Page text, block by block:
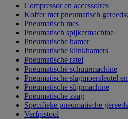
Compressor en accessoires
Koffer met pneumatisch
Pneumatisch mes
Pneumatisch spijkermachine
Pneumatische hamer
Pneumatische klinkhamers
Pneumatische ratel
Pneumatische schuurmachine
Pneumatische slagmoersleutel
Pneumatische slijpmachine
Pneumatische zaag
Specifieke pneumatische
Verfpistool